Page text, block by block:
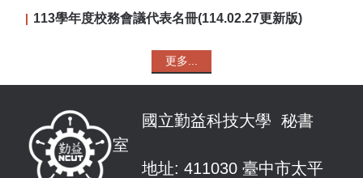
113學年度校務會議代表名冊(114.02.27更新版)
更多...
國立勤益科技大學 秘書
室
地址: 411030 臺中市太平